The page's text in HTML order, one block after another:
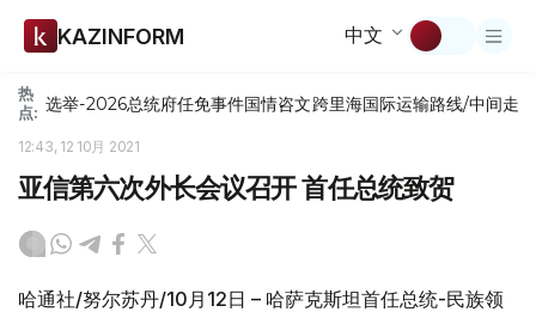
KAZINFORM 中文
热
点: 选举-2026总统府任免事件国情咨文跨里海国际运输路线/中间走廊
12:43, 12 10月 2021
亚信第六次外长会议召开 首任总统致贺
哈通社/努尔苏丹/10月12日 – 哈萨克斯坦首任总统-民族领